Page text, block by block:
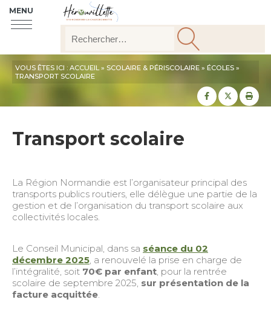
MENU
VOUS ÊTES ICI : ACCUEIL» SCOLAIRE & PÉRISCOLAIRE » ÉCOLES »
TRANSPORT SCOLAIRE
Partager sur
Transport scolaire
La Région Normandie est l’organisateur principal des
transports publics routiers, elle délègue une partie de la
gestion et de l’organisation du transport scolaire aux
collectivités locales.
Le Conseil Municipal, dans sa séance du 02
décembre 2025, a renouvelé la prise en charge de
l’intégralité, soit 70€ par enfant, pour la rentrée
scolaire de septembre 2025, sur présentation de la
facture acquittée.